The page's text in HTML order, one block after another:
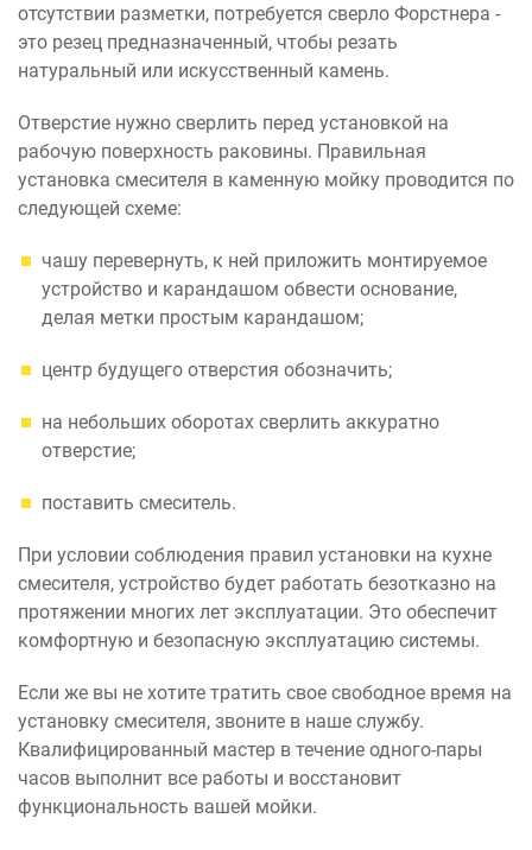
отсутствии разметки, потребуется сверло Форстнера -
это резец предназначенный, чтобы резать
натуральный или искусственный камень.
Отверстие нужно сверлить перед установкой на
рабочую поверхность раковины. Правильная
установка смесителя в каменную мойку проводится по
следующей схеме:
чашу перевернуть, к ней приложить монтируемое
устройство и карандашом обвести основание,
делая метки простым карандашом;
центр будущего отверстия обозначить;
на небольших оборотах сверлить аккуратно
отверстие;
поставить смеситель.
При условии соблюдения правил установки на кухне
смесителя, устройство будет работать безотказно на
протяжении многих лет эксплуатации. Это обеспечит
комфортную и безопасную эксплуатацию системы.
Если же вы не хотите тратить свое свободное время на
установку смесителя, звоните в наше службу.
Квалифицированный мастер в течение одного-пары
часов выполнит все работы и восстановит
функциональность вашей мойки.